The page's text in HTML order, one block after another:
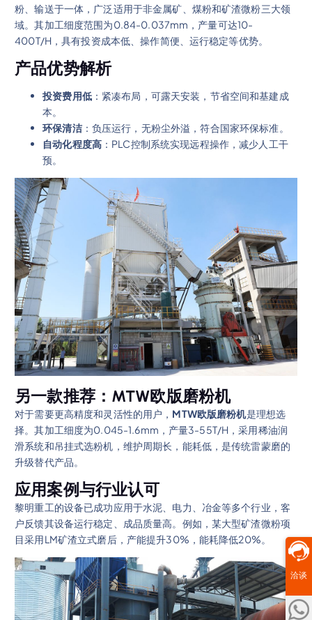
粉、输送于一体，广泛适用于非金属矿、煤粉和矿渣微粉三大领
域。其加工细度范围为0.84-0.037mm，产量可达10-
400T/H，具有投资成本低、操作简便、运行稳定等优势。
产品优势解析
投资费用低：紧凑布局，可露天安装，节省空间和基建成
本。
环保清洁：负压运行，无粉尘外溢，符合国家环保标准。
自动化程度高：PLC控制系统实现远程操作，减少人工干
预。
另一款推荐：MTW欧版磨粉机
对于需要更高精度和灵活性的用户， MTW欧版磨粉机是理想选
择。其加工细度为0.045-1.6mm，产量3-55T/H，采用稀油润
滑系统和吊挂式选粉机，维护周期长，能耗低，是传统雷蒙磨的
升级替代产品。
应用案例与行业认可
黎明重工的设备已成功应用于水泥、电力、冶金等多个行业，客
户反馈其设备运行稳定、成品质量高。例如，某大型矿渣微粉项
目采用LM矿渣立式磨后，产能提升30%，能耗降低20%。
洽谈